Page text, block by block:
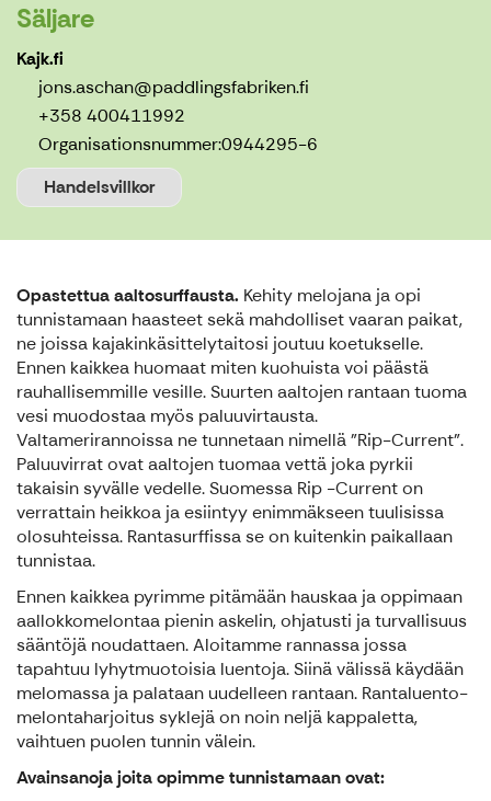
Säljare
Kajk.fi
jons.aschan@paddlingsfabriken.fi
+358 400411992
Organisationsnummer:0944295-6
Handelsvillkor
Opastettua aaltosurffausta. Kehity melojana ja opi
tunnistamaan haasteet sekä mahdolliset vaaran paikat,
ne joissa kajakinkäsittelytaitosi joutuu koetukselle.
Ennen kaikkea huomaat miten kuohuista voi päästä
rauhallisemmille vesille. Suurten aaltojen rantaan tuoma
vesi muodostaa myös paluuvirtausta.
Valtamerirannoissa ne tunnetaan nimellä "Rip-Current".
Paluuvirrat ovat aaltojen tuomaa vettä joka pyrkii
takaisin syvälle vedelle. Suomessa Rip -Current on
verrattain heikkoa ja esiintyy enimmäkseen tuulisissa
olosuhteissa. Rantasurffissa se on kuitenkin paikallaan
tunnistaa.
Ennen kaikkea pyrimme pitämään hauskaa ja oppimaan
aallokkomelontaa pienin askelin, ohjatusti ja turvallisuus
sääntöjä noudattaen. Aloitamme rannassa jossa
tapahtuu lyhytmuotoisia luentoja. Siinä välissä käydään
melomassa ja palataan uudelleen rantaan. Rantaluento-
melontaharjoitus syklejä on noin neljä kappaletta,
vaihtuen puolen tunnin välein.
Avainsanoja joita opimme tunnistamaan ovat: